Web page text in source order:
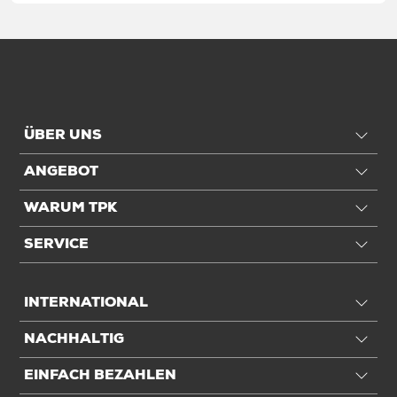
ÜBER UNS
ANGEBOT
WARUM TPK
SERVICE
INTERNATIONAL
NACHHALTIG
EINFACH BEZAHLEN